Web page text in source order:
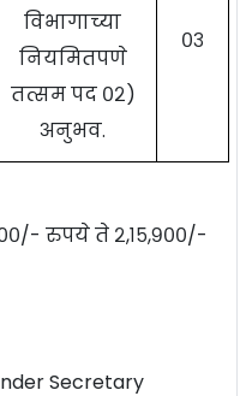
विभागाच्या
नियमितपणे
तत्सम पद ०२)
अनुभव.
०३
रुपये ते २,१५,९००/-
Secretary